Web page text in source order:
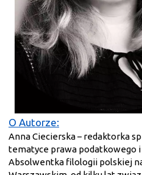
O Autorze:
Anna Ciecierska – redaktorka
tematyce prawa podatkowego
Absolwentka filologii polskiej